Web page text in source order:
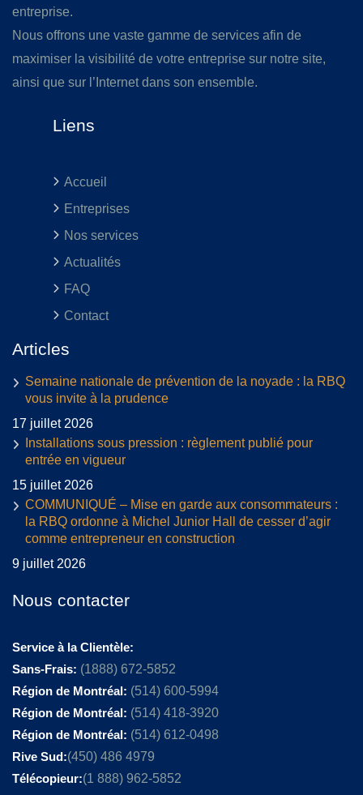
entreprise.
Nous offrons une vaste gamme de services afin de
maximiser la visibilité de votre entreprise sur notre site,
ainsi que sur l’Internet dans son ensemble.
Liens
Accueil
Entreprises
Nos services
Actualités
FAQ
Contact
Articles
Semaine nationale de prévention de la noyade : la RBQ
vous invite à la prudence
17 juillet 2026
Installations sous pression : règlement publié pour
entrée en vigueur
15 juillet 2026
COMMUNIQUÉ – Mise en garde aux consommateurs :
la RBQ ordonne à Michel Junior Hall de cesser d’agir
comme entrepreneur en construction
9 juillet 2026
Nous contacter
Service à la Clientèle:
Sans-Frais: (1888) 672-5852
Région de Montréal: (514) 600-5994
Région de Montréal: (514) 418-3920
Région de Montréal: (514) 612-0498
Rive Sud:(450) 486 4979
Télécopieur:(1 888) 962-5852